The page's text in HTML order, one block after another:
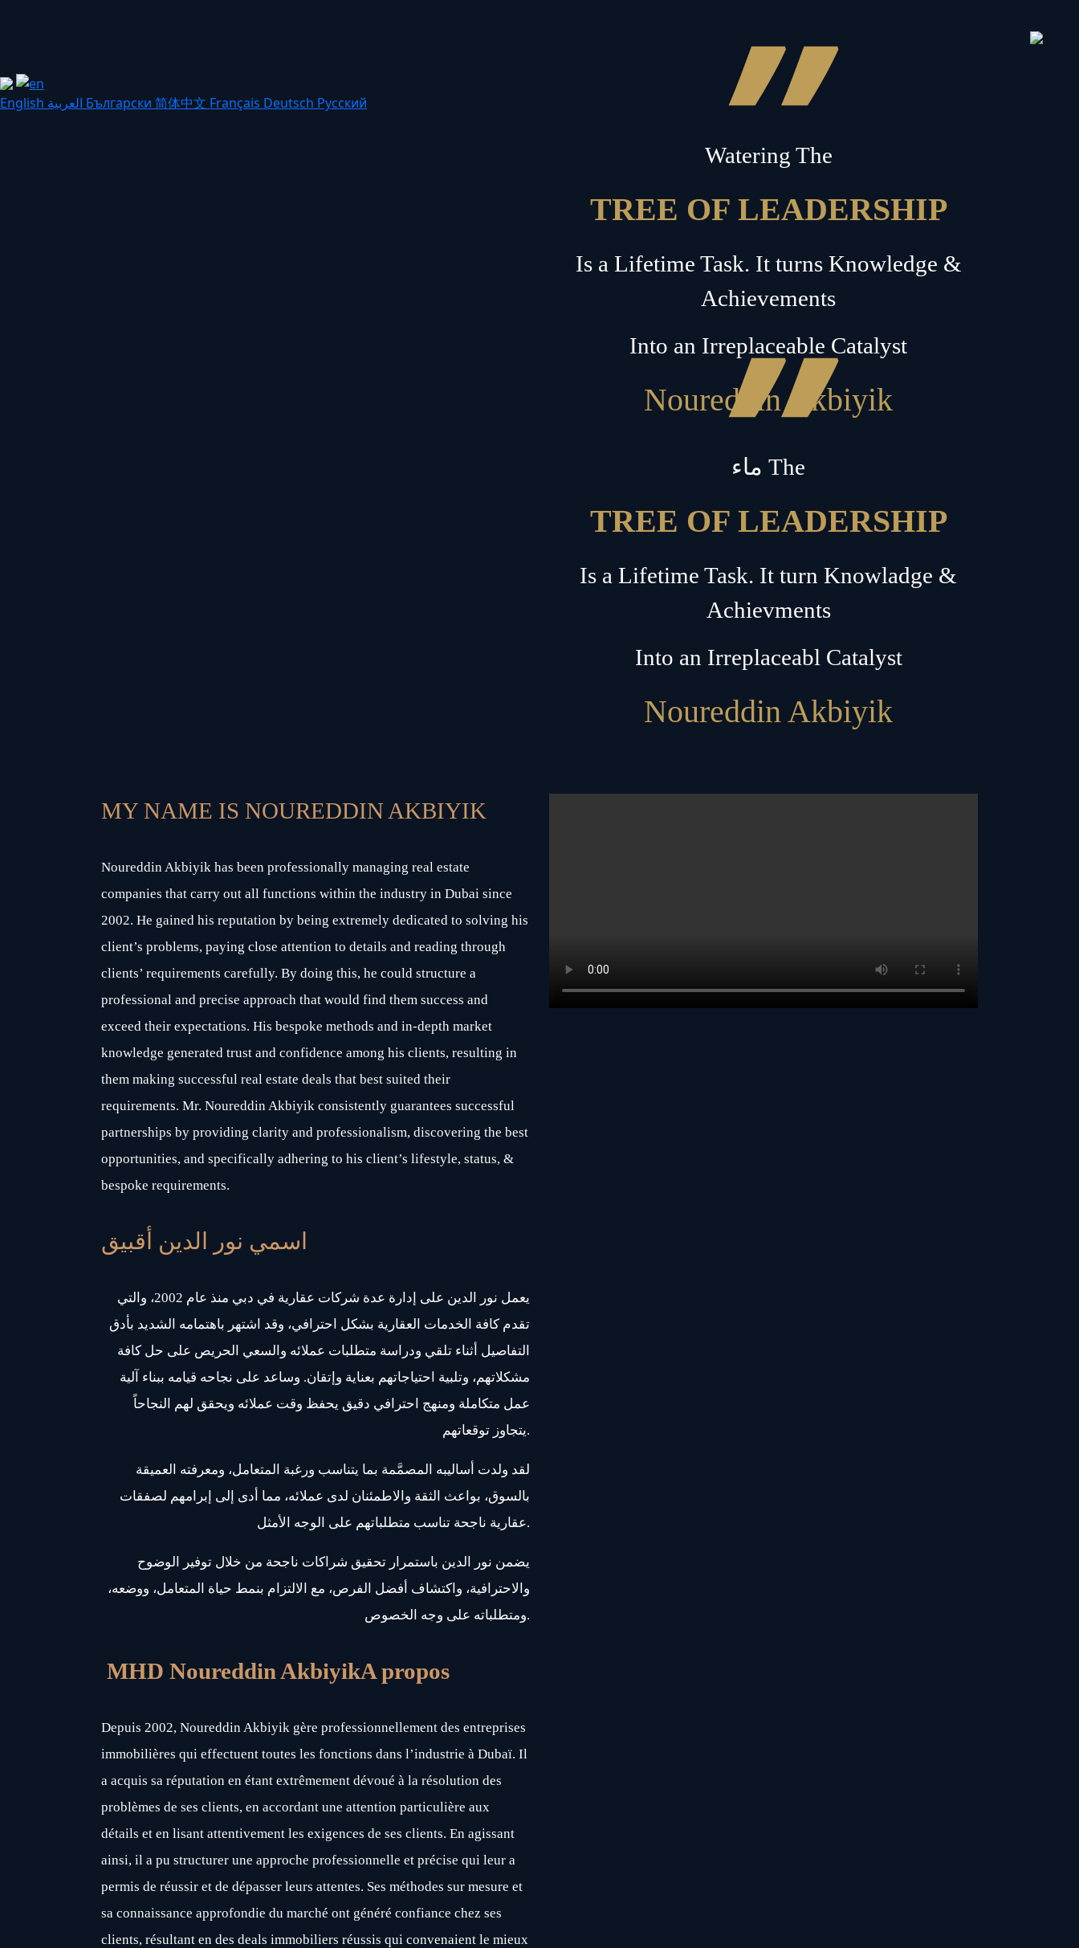
English العربية Български 简体中文 Français Deutsch Русский ”
Watering The
TREE OF LEADERSHIP
Is a Lifetime Task. It turns Knowledge &
Achievements
Into an Irreplaceable Catalyst
Noureddin Akbiyik
”
ماء The
TREE OF LEADERSHIP
Is a Lifetime Task. It turn Knowladge &
Achievments
Into an Irreplaceabl Catalyst
Noureddin Akbiyik
MY NAME IS NOUREDDIN AKBIYIK
Noureddin Akbiyik has been professionally managing real estate
companies that carry out all functions within the industry in Dubai since
2002. He gained his reputation by being extremely dedicated to solving his
client’s problems, paying close attention to details and reading through
clients’ requirements carefully. By doing this, he could structure a
professional and precise approach that would find them success and
exceed their expectations. His bespoke methods and in-depth market
knowledge generated trust and confidence among his clients, resulting in
them making successful real estate deals that best suited their
requirements. Mr. Noureddin Akbiyik consistently guarantees successful
partnerships by providing clarity and professionalism, discovering the best
opportunities, and specifically adhering to his client’s lifestyle, status, &
bespoke requirements.
اسمي نور الدين أقبيق
يعمل نور الدين على إدارة عدة شركات عقارية في دبي منذ عام 2002، والتي
تقدم كافة الخدمات العقارية بشكل احترافي، وقد اشتهر باهتمامه الشديد بأدق
التفاصيل أثناء تلقي ودراسة متطلبات عملائه والسعي الحريص على حل كافة
مشكلاتهم، وتلبية احتياجاتهم بعناية وإتقان. وساعد على نجاحه قيامه ببناء آلية
عمل متكاملة ومنهج احترافي دقيق يحفظ وقت عملائه ويحقق لهم النجاحاً
يتجاوز توقعاتهم.
لقد ولدت أساليبه المصمَّمة بما يتناسب ورغبة المتعامل، ومعرفته العميقة
بالسوق، بواعث الثقة والاطمئنان لدى عملائه، مما أدى إلى إبرامهم لصفقات
عقارية ناجحة تناسب متطلباتهم على الوجه الأمثل.
يضمن نور الدين باستمرار تحقيق شراكات ناجحة من خلال توفير الوضوح
والاحترافية، واكتشاف أفضل الفرص، مع الالتزام بنمط حياة المتعامل، ووضعه،
ومتطلباته على وجه الخصوص.
MHD Noureddin AkbiyikA propos
Depuis 2002, Noureddin Akbiyik gère professionnellement des entreprises
immobilières qui effectuent toutes les fonctions dans l’industrie à Dubaï. Il
a acquis sa réputation en étant extrêmement dévoué à la résolution des
problèmes de ses clients, en accordant une attention particulière aux
détails et en lisant attentivement les exigences de ses clients. En agissant
ainsi, il a pu structurer une approche professionnelle et précise qui leur a
permis de réussir et de dépasser leurs attentes. Ses méthodes sur mesure et
sa connaissance approfondie du marché ont généré confiance chez ses
clients, résultant en des deals immobiliers réussis qui convenaient le mieux